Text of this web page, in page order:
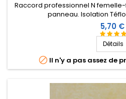
Raccord professionnel N
panneau. Isolation
Prix
5,70 €
Détails
 Il n'y a pas assez de